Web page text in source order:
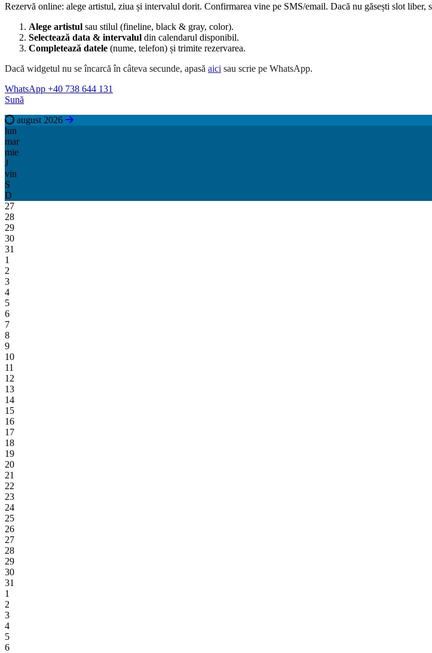
Rezervă online: alege artistul, ziua și intervalul dorit. Confirmarea vine pe SMS/email. Dacă nu găsești slot liber,
Alege artistul sau stilul (fineline, black & gray, color).
Selectează data & intervalul din calendarul disponibil.
Completează datele (nume, telefon) și trimite rezervarea.
Dacă widgetul nu se încarcă în câteva secunde, apasă aici sau scrie pe WhatsApp.
WhatsApp +40 738 644 131
Sună
august 2026
lun
mar
mie
J
vin
S
D
27
28
29
30
31
1
2
3
4
5
6
7
8
9
10
11
12
13
14
15
16
17
18
19
20
21
22
23
24
25
26
27
28
29
30
31
1
2
3
4
5
6